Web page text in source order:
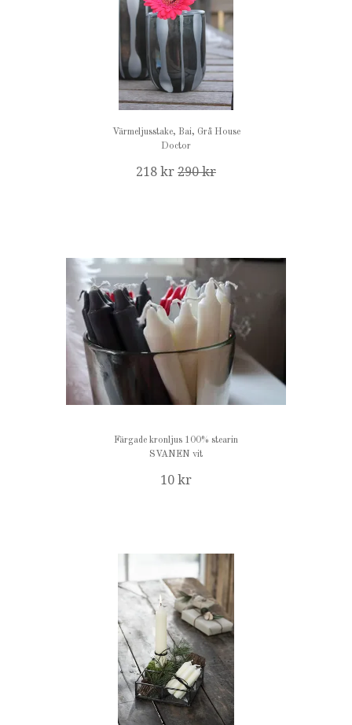
Värmeljusstake, Bai, Grå House
Doctor
218 kr 290 kr
Färgade kronljus 100% stearin
SVANEN vit
10 kr